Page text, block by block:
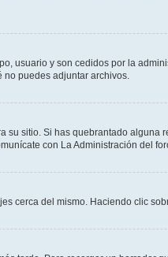
usuario y son cedidos por la
no puedes adjuntar archivos.
sitio. Si has quebrantado
con La Administración del
cerca del mismo. Haciendo clic